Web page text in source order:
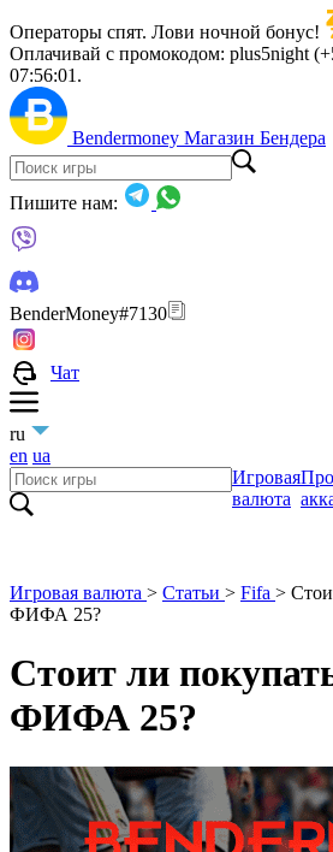
Операторы спят. Лови ночной бонус!
Оплачивай с промокодом: plus5night
07:56:00 .
Bendermoney Магазин Бендера
Пишите нам:
BenderMoney#7130
Чат
ru
en ua
Игровая
валюта
Игровая валюта > Статьи > Fifa >
ФИФА 25?
Стоит ли
ФИФА 25?